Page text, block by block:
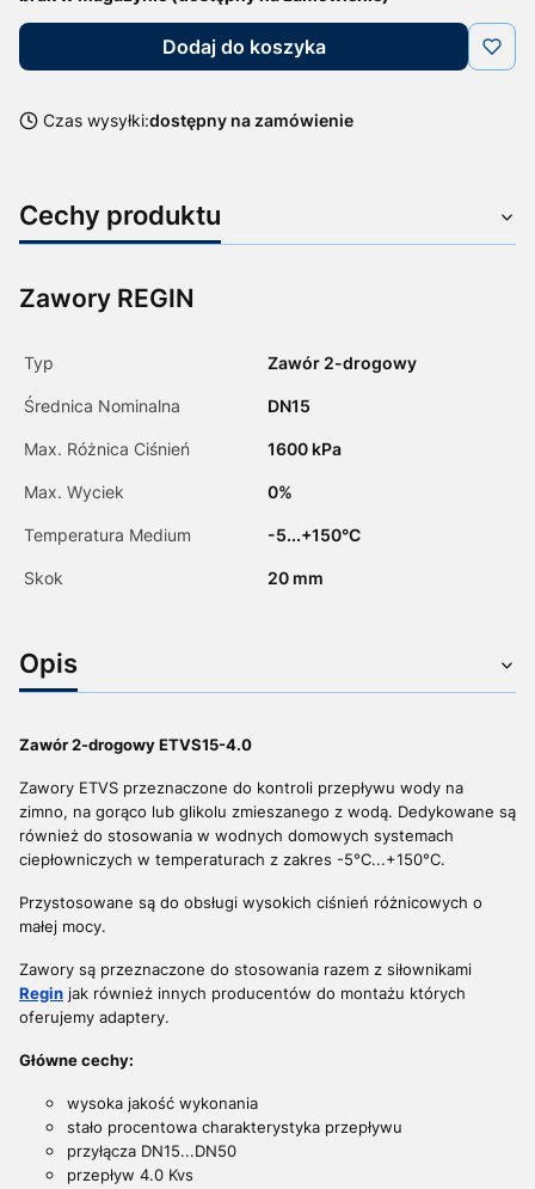
Dodaj do koszyka
Czas wysyłki:dostępny na zamówienie
Cechy produktu
Zawory REGIN
Typ Zawór 2-drogowy
Średnica Nominalna DN15
Max. Różnica Ciśnień 1600 kPa
Max. Wyciek 0%
Temperatura Medium -5...+150°C
Skok 20 mm
Opis
Zawór 2-drogowy ETVS15-4.0
Zawory ETVS przeznaczone do kontroli przepływu wody na
zimno, na gorąco lub glikolu zmieszanego z wodą. Dedykowane są
również do stosowania w wodnych domowych systemach
ciepłowniczych w temperaturach z zakres -5°C...+150°C.
Przystosowane są do obsługi wysokich ciśnień różnicowych o
małej mocy.
Zawory są przeznaczone do stosowania razem z siłownikami
Regin jak również innych producentów do montażu których
oferujemy adaptery.
Główne cechy:
wysoka jakość wykonania
stało procentowa charakterystyka przepływu
przyłącza DN15...DN50
przepływ 4.0 Kvs